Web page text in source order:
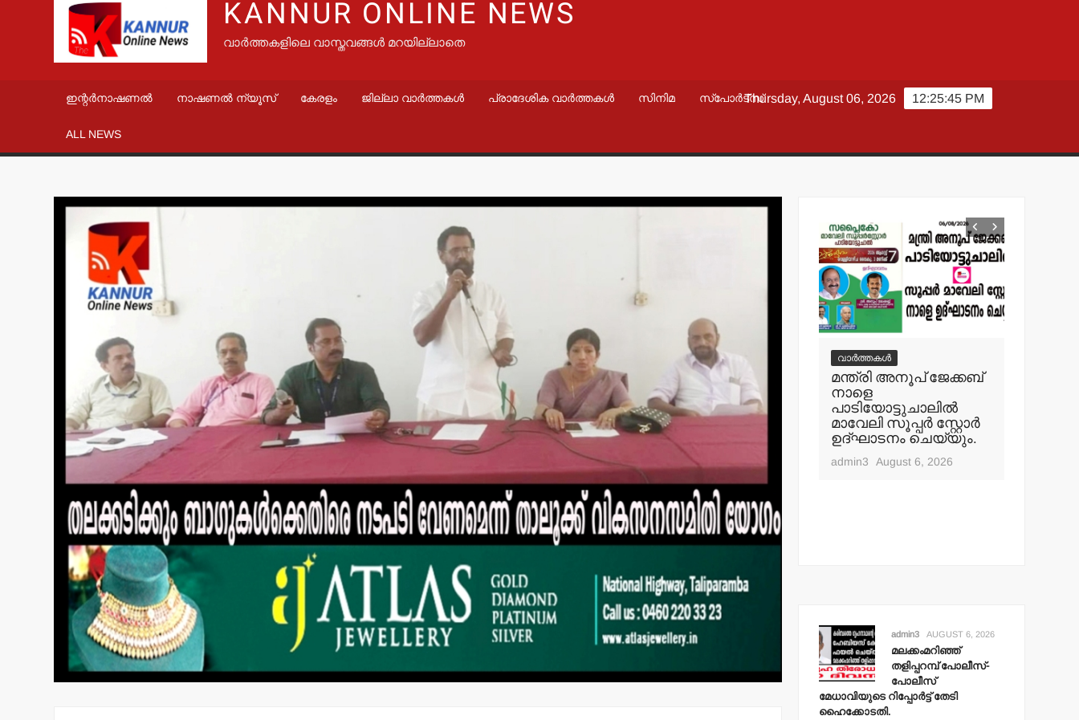
KANNUR ONLINE NEWS
വാർത്തകളിലെ വാസ്തവങ്ങൾ മറയില്ലാതെ
ഇന്റർനാഷണൽ നാഷണൽ ന്യൂസ് കേരളം ജില്ലാ വാർത്തകൾ പ്രാദേശിക വാർത്തകൾ സിനിമ സ്പോർട്സ്
ALL NEWS
12:25:46 PM
Thursday, August 06, 2026
വാർത്തകൾ
കോടതി വിധി:നാടിന്റെ
സമാധാനം
തകര്‍ക്കാനുള്ള
എസ്.ഡി.പി.ഐയുടെ
നീക്കങ്ങള്‍ക്കേറ്റ തിരിച്ചടി
admin3 August 5, 2026
വാർത്തകൾ
മലക്കംമറിഞ്ഞ്
തളിപ്പറമ്പ് പോലീസ്-
പോലീസ് മേധാവിയുടെ
റിപ്പോര്‍ട്ട് തേടി
ഹൈക്കോടതി.
August 6, 2026
വാർത്തകൾ
മന്ത്രി അനൂപ് ജേക്കബ്
നാളെ
പാടിയോട്ടുചാലില്‍
മാവേലി സൂപ്പര്‍ സ്റ്റോര്‍
ഉദ്ഘാടനം ചെയ്യും.
admin3 August 6, 2026
admin3 AUGUST 6, 2026
മലക്കംമറിഞ്ഞ്
തളിപ്പറമ്പ് പോലീസ്-
പോലീസ്
മേധാവിയുടെ റിപ്പോര്‍ട്ട് തേടി
ഹൈക്കോടതി.